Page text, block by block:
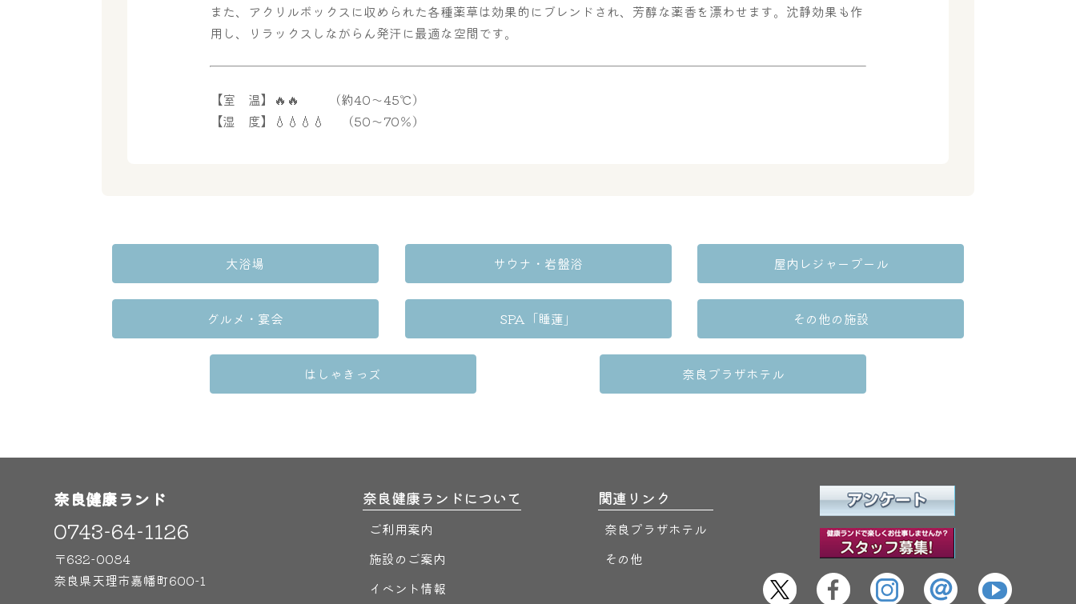
また、アクリルボックスに収められた各種薬草は効果的にブレンドされ、芳醇な薬香を漂わせます。沈静効果も作
用し、リラックスしながらん発汗に最適な空間です。
【室 温】🔥🔥 （約40～45℃）
【湿 度】💧💧💧💧 （50～70％）
大浴場 サウナ・岩盤浴 屋内レジャープール
グルメ・宴会 SPA「睡蓮」 その他の施設
はしゃきっズ 奈良プラザホテル
奈良健康ランド
0743-64-1126
〒632-0084
奈良県天理市嘉幡町600-1
奈良健康ランドについて
ご利用案内
施設のご案内
イベント情報
関連リンク
奈良プラザホテル
その他